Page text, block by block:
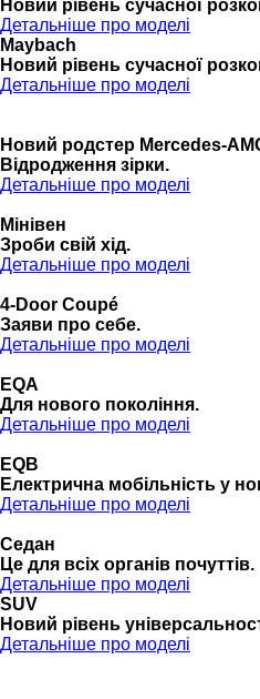
Новий рівень сучасної
Детальніше про моделі
Maybach
Новий рівень сучасної
Детальніше про моделі
Новий родстер Mercedes-
Відродження зірки.
Детальніше про моделі
Мінівен
Зроби свій хід.
Детальніше про моделі
4-Door Coupé
Заяви про себе.
Детальніше про моделі
EQA
Для нового покоління.
Детальніше про моделі
EQB
Електрична мобільність у
Детальніше про моделі
Седан
Це для всіх органів почуттів.
Детальніше про моделі
SUV
Новий рівень
Детальніше про моделі